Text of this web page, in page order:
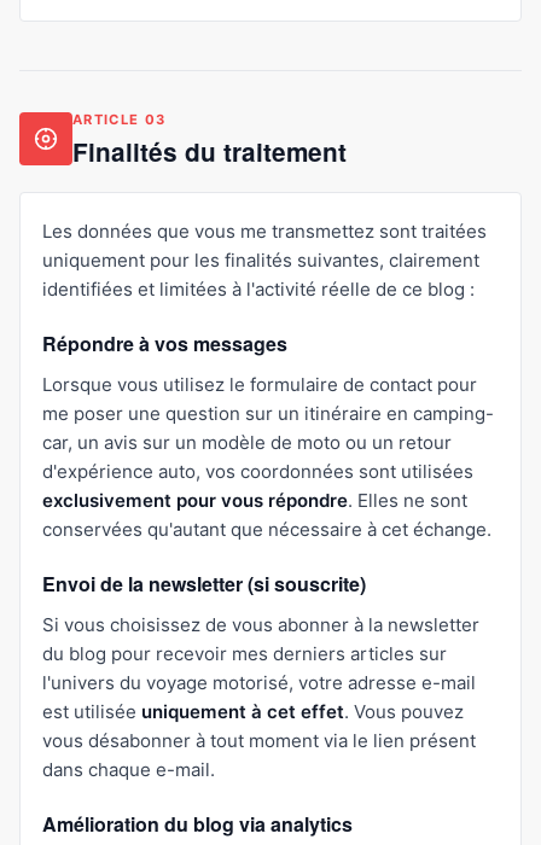
ARTICLE 03
Finalités du traitement
Les données que vous me transmettez sont traitées
uniquement pour les finalités suivantes, clairement
identifiées et limitées à l'activité réelle de ce blog :
Répondre à vos messages
Lorsque vous utilisez le formulaire de contact pour
me poser une question sur un itinéraire en camping-
car, un avis sur un modèle de moto ou un retour
d'expérience auto, vos coordonnées sont utilisées
exclusivement pour vous répondre. Elles ne sont
conservées qu'autant que nécessaire à cet échange.
Envoi de la newsletter (si souscrite)
Si vous choisissez de vous abonner à la newsletter
du blog pour recevoir mes derniers articles sur
l'univers du voyage motorisé, votre adresse e-mail
est utilisée uniquement à cet effet. Vous pouvez
vous désabonner à tout moment via le lien présent
dans chaque e-mail.
Amélioration du blog via analytics